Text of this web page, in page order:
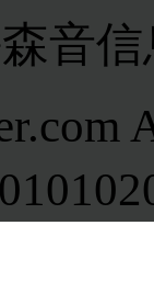
音